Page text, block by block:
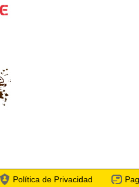
Política de Privacidad